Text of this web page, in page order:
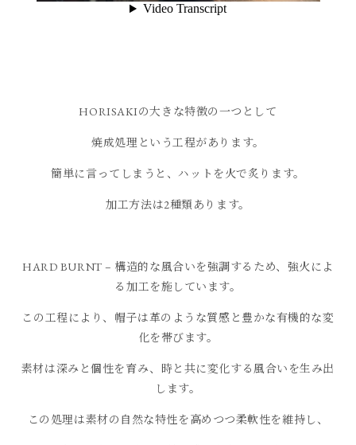
HORISAKIの大きな特徴の一つとして
焼成処理という工程があります。
簡単に言ってしまうと、ハットを火で炙ります。
加工方法は2種類あります。
HARD BURNT – 構造的な風合いを強調するため、強火によ
る加工を施しています。
この工程により、帽子は革のような質感と豊かな有機的な変
化を帯びます。
素材は深みと個性を育み、時と共に変化する風合いを生み出
します。
この処理は素材の自然な特性を高めつつ柔軟性を維持し、